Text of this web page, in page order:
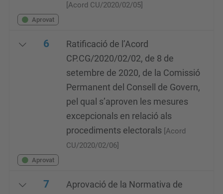
[Acord CU/2020/02/05]
Aprovat
6
Ratificació de l’Acord
CP.CG/2020/02/02, de 8 de
setembre de 2020, de la Comissió
Permanent del Consell de Govern,
pel qual s’aproven les mesures
excepcionals en relació als
procediments electorals [Acord
CU/2020/02/06]
Aprovat
7
Aprovació de la Normativa de